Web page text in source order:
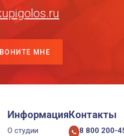
МНЕ
Информация
О студии
Контакты
8 800 200-